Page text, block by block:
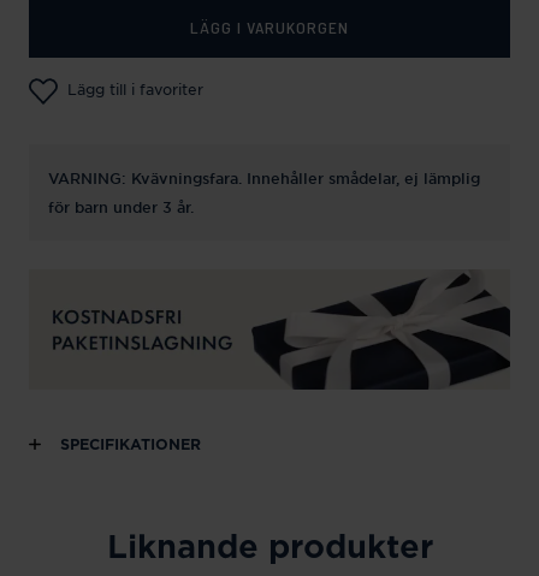
LÄGG I VARUKORGEN
Lägg till i favoriter
VARNING: Kvävningsfara. Innehåller smådelar, ej lämplig
för barn under 3 år.
SPECIFIKATIONER
Liknande produkter